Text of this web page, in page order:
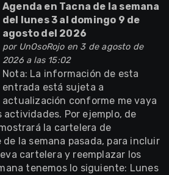
Agenda en Tacna de la semana
del lunes 3 al domingo 9 de
agosto del 2026
por UnOsoRojoen 3 de agosto de
2026 a las 15:02
Nota: La información de esta
entrada está sujeta a
actualización conforme me vaya
Por ejemplo, de
la cartelera de
la semana pasada, para incluir
cartelera y reemplazar los
tenemos lo siguiente: Lunes